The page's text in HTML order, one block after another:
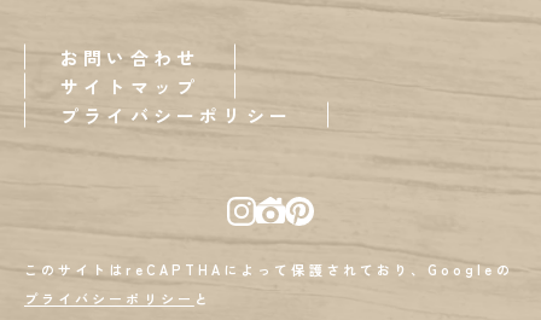
お問い合わせ
サイトマップ
プライバシーポリシー
このサイトはreCAPTHAによって保護されており、Googleの
プライバシーポリシー と